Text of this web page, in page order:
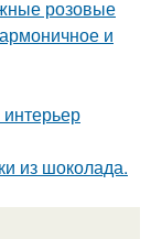
розовые
и
из шоколада.